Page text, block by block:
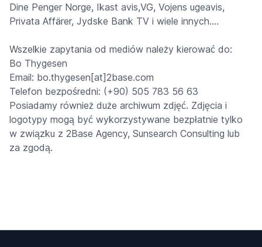
Dine Penger Norge, Ikast avis,VG, Vojens ugeavis,
Privata Affärer, Jydske Bank TV i wiele innych....
Wszelkie zapytania od mediów należy kierować do:
Bo Thygesen
Email: bo.thygesen[at]2base.com
Telefon bezpośredni: (+90) 505 783 56 63
Posiadamy również duże archiwum zdjęć. Zdjęcia i
logotypy mogą być wykorzystywane bezpłatnie tylko
w związku z 2Base Agency, Sunsearch Consulting lub
za zgodą.